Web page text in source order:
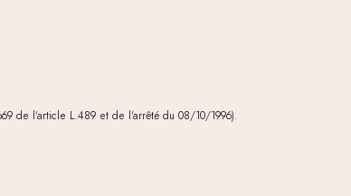
de l'article L.489 et de l'arrêté du 08/10/1996).